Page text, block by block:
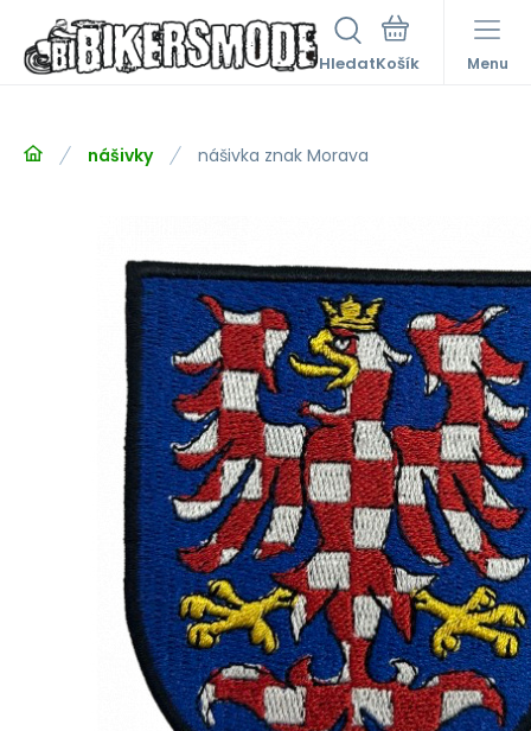
Hledat Menu
nášivky nášivka znak Morava